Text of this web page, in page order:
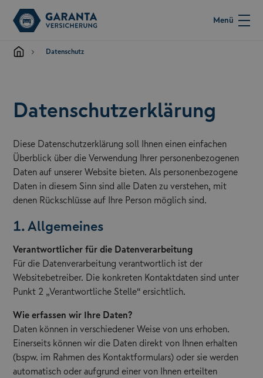
Menü
Datenschutz
Datenschutzerklärung
Diese Datenschutzerklärung soll Ihnen einen einfachen
Überblick über die Verwendung Ihrer personenbezogenen
Daten auf unserer Website bieten. Als personenbezogene
Daten in diesem Sinn sind alle Daten zu verstehen, mit
denen Rückschlüsse auf Ihre Person möglich sind.
1. Allgemeines
Verantwortlicher für die Datenverarbeitung
Für die Datenverarbeitung verantwortlich ist der
Websitebetreiber. Die konkreten Kontaktdaten sind unter
Punkt 2 „Verantwortliche Stelle“ ersichtlich.
Wie erfassen wir Ihre Daten?
Daten können in verschiedener Weise von uns erhoben.
Einerseits können wir die Daten direkt von Ihnen erhalten
(bspw. im Rahmen des Kontaktformulars) oder sie werden
automatisch oder aufgrund einer von Ihnen erteilten